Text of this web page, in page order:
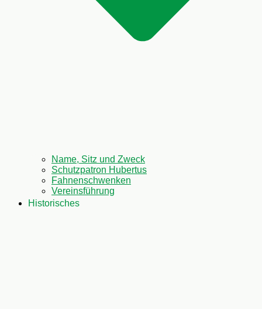
Name, Sitz und Zweck
Schutzpatron Hubertus
Fahnenschwenken
Vereinsführung
Historisches